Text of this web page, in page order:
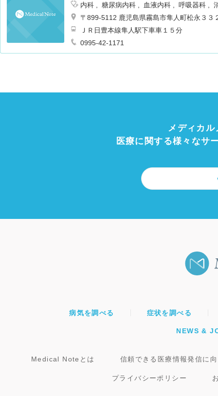
内科 糖尿病内科 血液内科 呼吸器科
外科
脳神経外科 放射線科
リハビリテ
外科
麻酔科 泌尿器科 救急科
心臓血
神経内科
乳腺外科 呼吸器内科
〒899-5112 鹿児島県霧島市隼人町松永３３
ＪＲ日豊本線隼人駅下車車１５分
0995-42-1171
メディカ
医療に関する様々なサ
病気を調べる 症状を調べる
NEWS &
Medical Noteとは 信頼できる医療情報発信に
プライバシーポリシー